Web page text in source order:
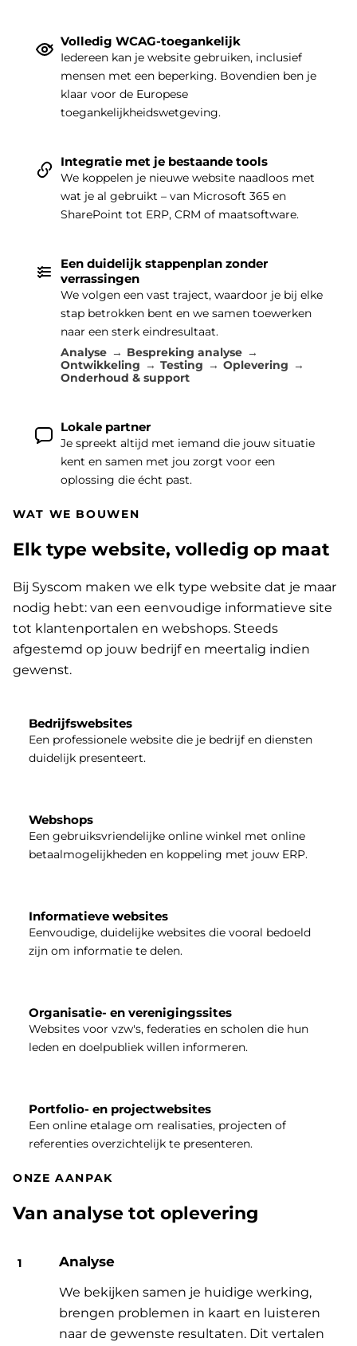
Volledig WCAG-toegankelijk
Iedereen kan je website gebruiken, inclusief
mensen met een beperking. Bovendien ben je
klaar voor de Europese
toegankelijkheidswetgeving.
Integratie met je bestaande tools
We koppelen je nieuwe website naadloos met
wat je al gebruikt – van Microsoft 365 en
SharePoint tot ERP, CRM of maatsoftware.
Een duidelijk stappenplan zonder
verrassingen
We volgen een vast traject, waardoor je bij elke
stap betrokken bent en we samen toewerken
naar een sterk eindresultaat.
Analyse
Bespreking analyse
Ontwikkeling
Testing
Oplevering
Onderhoud & support
Lokale partner
Je spreekt altijd met iemand die jouw situatie
kent en samen met jou zorgt voor een
oplossing die écht past.
WAT WE BOUWEN
Elk type website, volledig op maat
Bij Syscom maken we elk type website dat je maar
nodig hebt: van een eenvoudige informatieve site
tot klantenportalen en webshops. Steeds
afgestemd op jouw bedrijf en meertalig indien
gewenst.
Bedrijfswebsites
Een professionele website die je bedrijf en diensten
duidelijk presenteert.
Webshops
Een gebruiksvriendelijke online winkel met online
betaalmogelijkheden en koppeling met jouw ERP.
Informatieve websites
Eenvoudige, duidelijke websites die vooral bedoeld
zijn om informatie te delen.
Organisatie- en verenigingssites
Websites voor vzw's, federaties en scholen die hun
leden en doelpubliek willen informeren.
Portfolio- en projectwebsites
Een online etalage om realisaties, projecten of
referenties overzichtelijk te presenteren.
ONZE AANPAK
Van analyse tot oplevering
Analyse
We bekijken samen je huidige werking,
brengen problemen in kaart en luisteren
naar de gewenste resultaten. Dit vertalen